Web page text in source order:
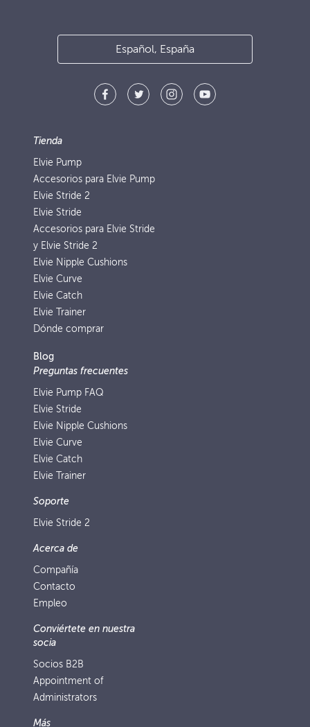
Español, España
Tienda
Elvie Pump
Accesorios para Elvie Pump
Elvie Stride 2
Elvie Stride
Accesorios para Elvie Stride
y Elvie Stride 2
Elvie Nipple Cushions
Elvie Curve
Elvie Catch
Elvie Trainer
Dónde comprar
Blog
Preguntas frecuentes
Elvie Pump FAQ
Elvie Stride
Elvie Nipple Cushions
Elvie Curve
Elvie Catch
Elvie Trainer
Soporte
Elvie Stride 2
Acerca de
Compañía
Contacto
Empleo
Conviértete en nuestra
socia
Socios B2B
Appointment of
Administrators
Más